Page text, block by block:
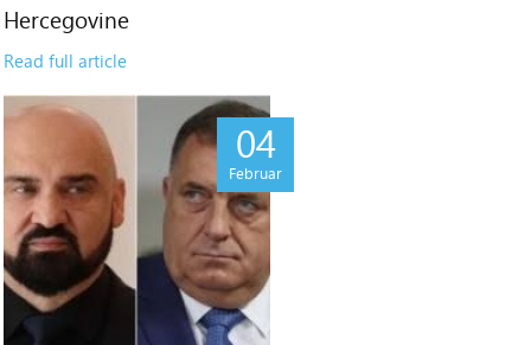
Hercegovine
Read full article
04
Februar